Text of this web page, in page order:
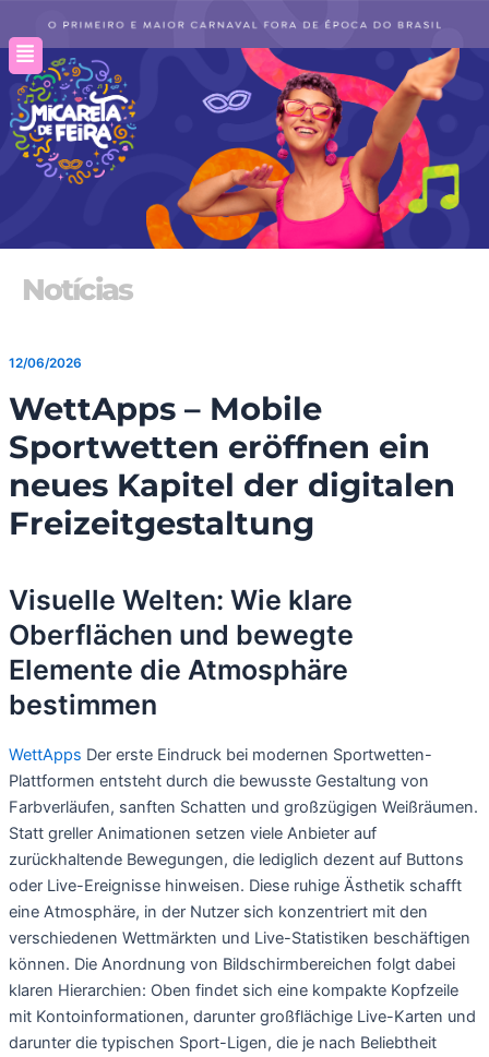
para
conteúdo
Notícias
12/06/2026
WettApps – Mobile
Sportwetten eröffnen ein
neues Kapitel der digitalen
Freizeitgestaltung
Visuelle Welten: Wie klare
Oberflächen und bewegte
Elemente die Atmosphäre
bestimmen
WettApps Der erste Eindruck bei modernen Sportwetten-
Plattformen entsteht durch die bewusste Gestaltung von
Farbverläufen, sanften Schatten und großzügigen Weißräumen.
Statt greller Animationen setzen viele Anbieter auf
zurückhaltende Bewegungen, die lediglich dezent auf Buttons
oder Live-Ereignisse hinweisen. Diese ruhige Ästhetik schafft
eine Atmosphäre, in der Nutzer sich konzentriert mit den
verschiedenen Wettmärkten und Live-Statistiken beschäftigen
können. Die Anordnung von Bildschirmbereichen folgt dabei
klaren Hierarchien: Oben findet sich eine kompakte Kopfzeile
mit Kontoinformationen, darunter großflächige Live-Karten und
darunter die typischen Sport-Ligen, die je nach Beliebtheit